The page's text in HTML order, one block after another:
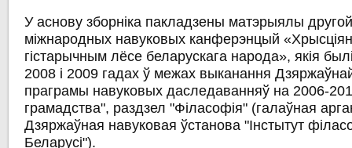
У аснову зборніка пакладзены матэрыялы другой
міжнародных навуковых канферэнцый
гістарычным лёсе беларускага народа», якія
2008 і 2009 гадах ў межах выканання
праграмы навуковых даследаванняў на 2006-
грамадства", раздзел "Філасофія" (галаўная
Дзяржаўная навуковая ўстанова "Інстытут
Беларусі").